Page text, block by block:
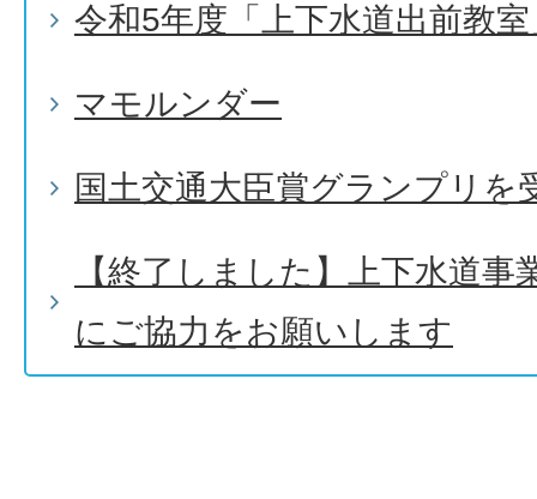
令和5年度「上下水道出前教室
マモルンダー
国土交通大臣賞グランプリを
【終了しました】上下水道
にご協力をお願いします